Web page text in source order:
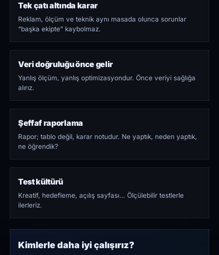
Tek çatı altında karar
Reklam, ölçüm ve teknik aynı masada olunca sorunlar
“başka ekipte” kaybolmaz.
Veri doğruluğu önce gelir
Yanlış ölçüm, yanlış optimizasyondur. Önce veriyi sağlığa
alırız.
Şeffaf raporlama
Rapor; tablo değil, karar notudur. Ne yaptık, neden yaptık,
ne öğrendik?
Test kültürü
Kreatif, hedefleme, açılış sayfası… Ölçülebilir testlerle
ilerleriz.
Kimlerle daha iyi çalışırız?